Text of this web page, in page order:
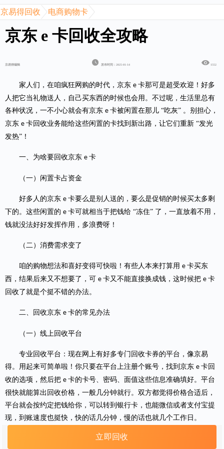
京易得回收 电商购物卡
京东 e 卡回收全攻略
京易得编辑 发布时间：2025-01-14 1552
家人们，在咱疯狂网购的时代，京东 e卡那可是超受欢迎！好多
人把它当礼物送人，自己买东西的时候也会用。不过呢，生活里总有
各种状况，一不小心就会有京东e卡被闲置在那儿 “吃灰” 。别担心，
京东e卡回收业务能给这些闲置的卡找到新出路，让它们重新 “发光
发热”！
一、为啥要回收京东 e卡
（一）闲置卡占资金
好多人的京东 e卡要么是别人送的，要么是促销的时候买太多剩
下的。这些闲置的e卡可就相当于把钱给 “冻住” 了，一直放着不用，
钱就没法好好发挥作用，多浪费呀！
（二）消费需求变了
咱的购物想法和喜好变得可快啦！有些人本来打算用 e卡买东
西，结果后来又不想要了，可e卡又不能直接换成钱，这时候把e卡
回收了就是个挺不错的办法。
二、回收京东 e卡的常见办法
（一）线上回收平台
专业回收平台：现在网上有好多专门回收卡券的平台，像京易
得。用起来可简单啦！你只要在平台上注册个账号，找到京东 e卡回
收的选项，然后把e卡的卡号、密码、面值这些信息准确填好。平台
很快就能算出回收价格，一般几分钟就行。双方都觉得价格合适后，
平台就会按约定把钱给你，可以转到银行卡，也能微信或者支付宝提
现，到账速度也挺快，快的话几分钟，慢的话也就几个工作日。
电商平台官方渠道：京东自己也有一些能间接回收
立即回收